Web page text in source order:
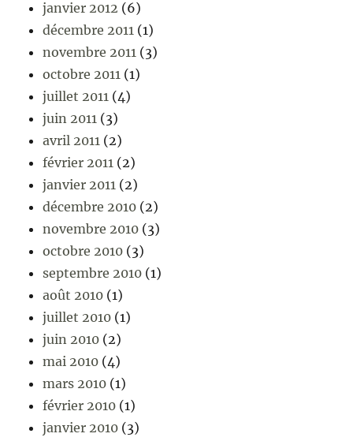
janvier 2012 (6)
décembre 2011 (1)
novembre 2011 (3)
octobre 2011 (1)
juillet 2011 (4)
juin 2011 (3)
avril 2011 (2)
février 2011 (2)
janvier 2011 (2)
décembre 2010 (2)
novembre 2010 (3)
octobre 2010 (3)
septembre 2010 (1)
août 2010 (1)
juillet 2010 (1)
juin 2010 (2)
mai 2010 (4)
mars 2010 (1)
février 2010 (1)
janvier 2010 (3)